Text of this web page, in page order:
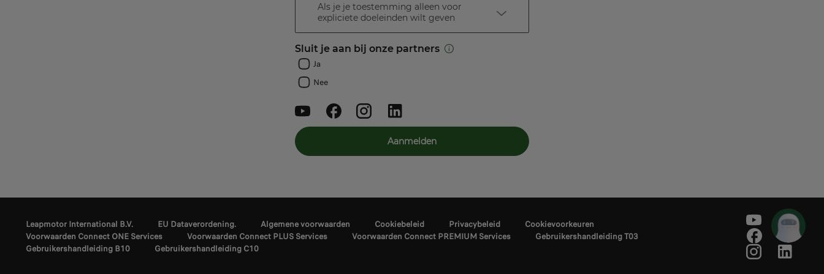
Als je je toestemming alleen voor
expliciete doeleinden wilt geven
Sluit je aan bij onze partners
Ja
Nee
Aanmelden
Leapmotor International B.V. EU Dataverordening. Algemene voorwaarden Cookiebeleid Privacybeleid
Cookievoorkeuren
Voorwaarden Connect ONE Services
Voorwaarden Connect PLUS Services Voorwaarden Connect PREMIUM Services
Gebruikershandleiding T03
Gebruikershandleiding B10
Gebruikershandleiding C10